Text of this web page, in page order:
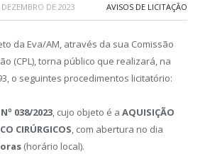
DE 2023 AVISOS DE LICITAÇÃO
da Eva/AM, através da sua Comissão
(CPL), torna público que realizará, na
o seguintes procedimentos licitatório:
038/2023, cujo objeto é a AQUISIÇÃO
CIRÚRGICOS, com abertura no dia
(horário local).